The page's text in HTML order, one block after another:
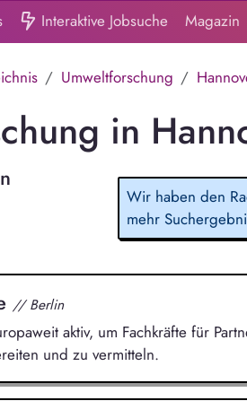
Interaktive Jobsuche Magazin
Umweltforschung
in
Wir haben den
mehr
// Berlin
aktiv, um Fachkräfte für
und zu vermitteln.